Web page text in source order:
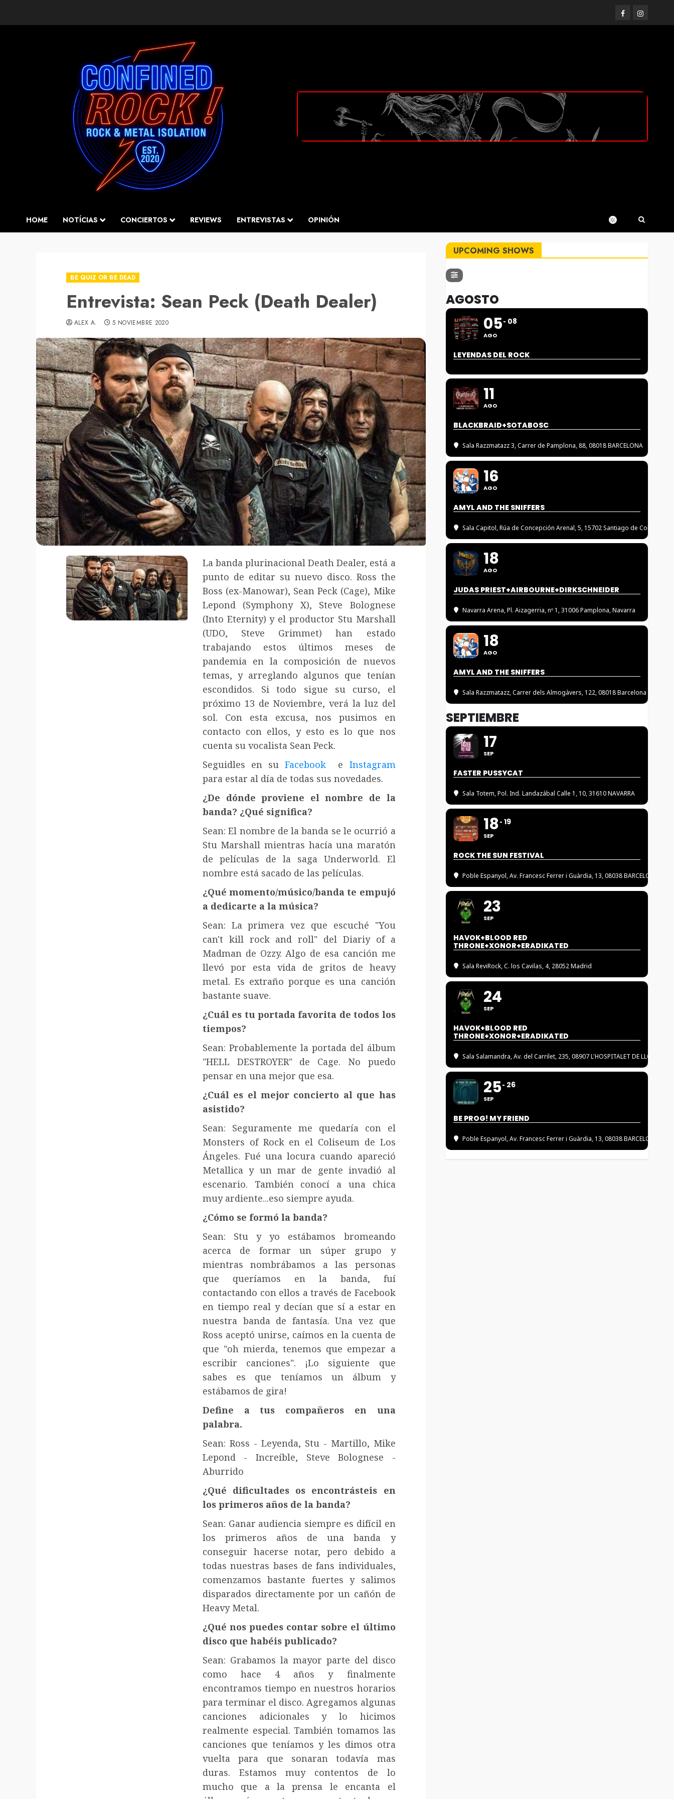
FacebookInstagram
HOME NOTÍCIAS CONCIERTOS REVIEWS ENTREVISTAS OPINIÓN
BE QUIZ OR BE DEAD
Entrevista: Sean Peck (Death Dealer)
ALEX A. 5 NOVIEMBRE 2020
La banda plurinacional Death Dealer, está a
punto de editar su nuevo disco. Ross the
Boss (ex-Manowar), Sean Peck (Cage), Mike
Lepond (Symphony X), Steve Bolognese
(Into Eternity) y el productor Stu Marshall
(UDO, Steve Grimmet) han estado
trabajando estos últimos meses de
pandemia en la composición de nuevos
temas, y arreglando algunos que tenían
escondidos. Si todo sigue su curso, el
próximo 13 de Noviembre, verá la luz del
sol. Con esta excusa, nos pusimos en
contacto con ellos, y esto es lo que nos
cuenta su vocalista Sean Peck.
Seguidles en suFacebook e Instagram
para estar al día de todas sus novedades.
¿De dónde proviene el nombre de la
banda? ¿Qué significa?
Sean: El nombre de la banda se le ocurrió a
Stu Marshall mientras hacía una maratón
de películas de la saga Underworld. El
nombre está sacado de las películas.
¿Qué momento/músico/banda te empujó
a dedicarte a la música?
Sean: La primera vez que escuché "You
can't kill rock and roll" del Diariy of a
Madman de Ozzy. Algo de esa canción me
llevó por esta vida de gritos de heavy
metal. Es extraño porque es una canción
bastante suave.
¿Cuál es tu portada favorita de todos los
tiempos?
Sean: Probablemente la portada del álbum
"HELL DESTROYER" de Cage. No puedo
pensar en una mejor que esa.
¿Cuál es el mejor concierto al que has
asistido?
Sean: Seguramente me quedaría con el
Monsters of Rock en el Coliseum de Los
Ángeles. Fué una locura cuando apareció
Metallica y un mar de gente invadió al
escenario. También conocí a una chica
muy ardiente...eso siempre ayuda.
¿Cómo se formó la banda?
Sean: Stu y yo estábamos bromeando
acerca de formar un súper grupo y
mientras nombrábamos a las personas
que queríamos en la banda, fuí
contactando con ellos a través de Facebook
en tiempo real y decían que sí a estar en
nuestra banda de fantasía. Una vez que
Ross aceptó unirse, caímos en la cuenta de
que "oh mierda, tenemos que empezar a
escribir canciones". ¡Lo siguiente que
sabes es que teníamos un álbum y
estábamos de gira!
Define a tus compañeros en una
palabra.
Sean: Ross - Leyenda, Stu - Martillo, Mike
Lepond - Increíble, Steve Bolognese -
Aburrido
¿Qué dificultades os encontrásteis en
los primeros años de la banda?
Sean: Ganar audiencia siempre es difícil en
los primeros años de una banda y
conseguir hacerse notar, pero debido a
todas nuestras bases de fans individuales,
comenzamos bastante fuertes y salimos
disparados directamente por un cañón de
Heavy Metal.
¿Qué nos puedes contar sobre el último
disco que habéis publicado?
Sean: Grabamos la mayor parte del disco
como hace 4 años y finalmente
encontramos tiempo en nuestros horarios
para terminar el disco. Agregamos algunas
canciones adicionales y lo hicimos
realmente especial. También tomamos las
canciones que teníamos y les dimos otra
vuelta para que sonaran todavía mas
duras. Estamos muy contentos de lo
mucho que a la prensa le encanta el
UPCOMING SHOWS
AGOSTO
05
AGO
08
LEYENDAS DEL ROCK
11
AGO
BLACKBRAID+SOTABOSC
Sala Razzmatazz 3, Carrer de Pamplona, 88, 08018 BARCELONA
16
AGO
AMYL AND THE SNIFFERS
Sala Capitol, Rúa de Concepción Arenal, 5, 15702 Santiago de
18
AGO
JUDAS PRIEST+AIRBOURNE+DIRKSCHNEIDER
Navarra Arena, Pl. Aizagerria, nº 1, 31006 Pamplona, Navarra
18
AGO
AMYL AND THE SNIFFERS
Sala Razzmatazz, Carrer dels Almogàvers, 122, 08018 Barcelona
SEPTIEMBRE
17
SEP
FASTER PUSSYCAT
Sala Totem, Pol. Ind. Landazábal Calle 1, 10, 31610 NAVARRA
18
SEP
19
ROCK THE SUN FESTIVAL
Poble Espanyol, Av. Francesc Ferrer i Guàrdia, 13, 08038 BARCELONA
23
SEP
HAVOK+BLOOD RED
THRONE+XONOR+ERADIKATED
Sala ReviRock, C. los Cavilas, 4, 28052 Madrid
24
SEP
HAVOK+BLOOD RED
THRONE+XONOR+ERADIKATED
Sala Salamandra, Av. del Carrilet, 235, 08907 L'HOSPITALET DE LLOBREGAT
25
SEP
26
BE PROG! MY FRIEND
Poble Espanyol, Av. Francesc Ferrer i Guàrdia, 13, 08038 BARCELONA